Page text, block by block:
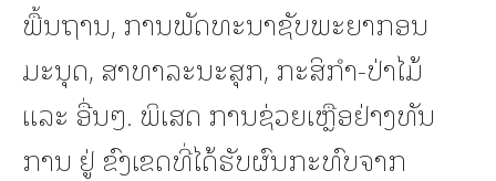
ພື້ນຖານ, ການພັດທະນາຊັບພະຍາກອນ
ມະນຸດ, ສາທາລະນະສຸກ, ກະສິກໍາ-ປ່າໄມ້
ແລະ ອື່ນໆ. ພິເສດ ການຊ່ວຍເຫຼືອຢ່າງທັນ
ການ ຢູ່ ຂົງເຂດທີ່ໄດ້ຮັບຜົນກະທົບຈາກ